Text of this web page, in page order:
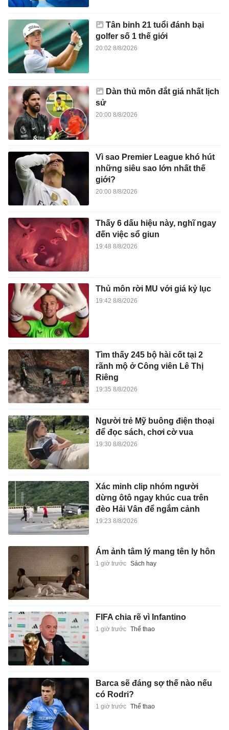
Tân binh 21 tuổi đánh bại
golfer số 1 thế giới
20:02 8/8/2026
Dàn thủ môn đắt giá nhất lịch
sử
20:00 8/8/2026
Vì sao Premier League khó hút
những siêu sao lớn nhất thế
giới?
20:00 8/8/2026
Thấy 6 dấu hiệu này, nghĩ ngay
đến việc sổ giun
19:48 8/8/2026
Thủ môn rời MU với giá kỷ lục
19:42 8/8/2026
Tìm thấy 245 bộ hài cốt tại 2
rãnh mộ ở Công viên Lê Thị
Riêng
19:35 8/8/2026
Người trẻ Mỹ buông điện thoại
để đọc sách, chơi cờ vua
19:30 8/8/2026
Xác minh clip nhóm người
dừng ôtô ngay khúc cua trên
đèo Hải Vân để ngắm cảnh
19:23 8/8/2026
Ám ảnh tâm lý mang tên ly hôn
1 giờ trước Sách hay
FIFA chia rẽ vì Infantino
1 giờ trước Thể thao
Barca sẽ đáng sợ thế nào nếu
có Rodri?
1 giờ trước Thể thao